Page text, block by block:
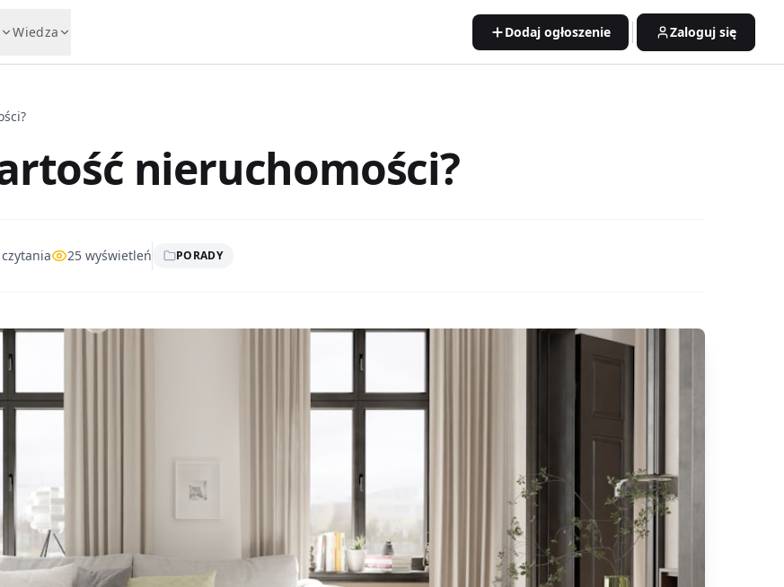
Wiedza Dodaj ogłoszenie Zaloguj się
nieruchomości?
25 wyświetleń PORADY